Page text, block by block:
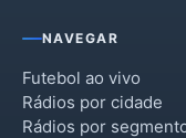
NAVEGAR
Futebol ao vivo
Rádios por cidade
Rádios por